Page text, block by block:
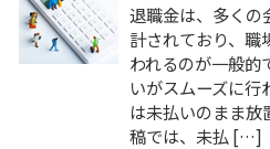
退職金は、多くの
計されており、職
われるのが一般的
いがスムーズに行
は未払いのまま放
稿では、未払 […]